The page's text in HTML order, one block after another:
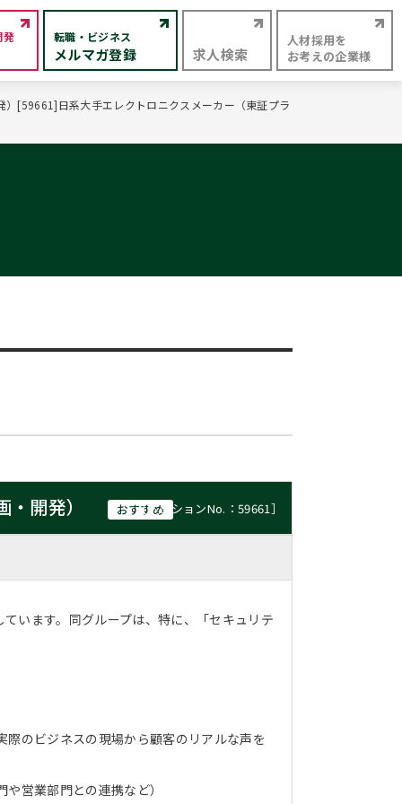
発 転職・ビジネス
メルマガ登録 求人検索
人材採用を
お考えの企業様
[59661]日系大手エレクトロニクスメーカー（東証プラ
開発） おすすめ
［ポジションNo.：59661］
います。同グループは、特に、「セキュリテ
のビジネスの現場から顧客のリアルな声を
営業部門との連携など）